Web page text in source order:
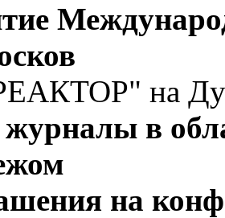
на
в
на